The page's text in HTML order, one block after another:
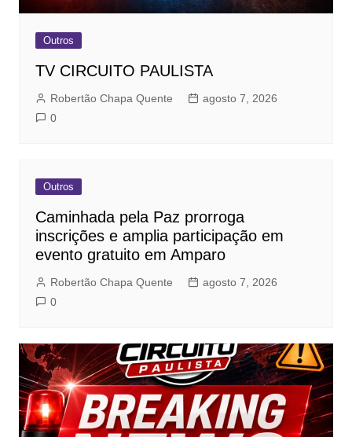
Outros
TV CIRCUITO PAULISTA
Robertão Chapa Quente
agosto 7, 2026
0
Outros
Caminhada pela Paz prorroga
inscrições e amplia participação em
evento gratuito em Amparo
Robertão Chapa Quente
agosto 7, 2026
0